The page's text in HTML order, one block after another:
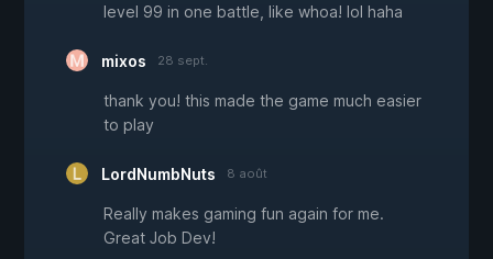
level 99 in one battle, like whoa! lol haha
mixos 28 sept.
thank you! this made the game much easier
to play
LordNumbNuts 8 août
Really makes gaming fun again for me.
Great Job Dev!